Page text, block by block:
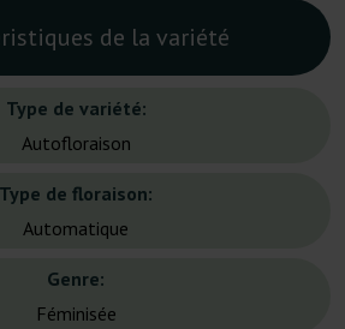
de la variété
Type de variété:
Autofloraison
Type de floraison:
Automatique
Genre:
Féminisée